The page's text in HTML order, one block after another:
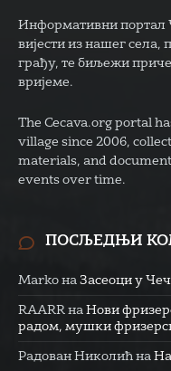
Информативни портал
вијести из нашег села,
грађу, те биљежи
вријеме.
The Cecava.org portal
village since 2006,
materials, and
events over time.
ПОСЉЕДЊИ
Marko на Засеоци у
RAARR на Нови
радом, мушки
Радован Николић на